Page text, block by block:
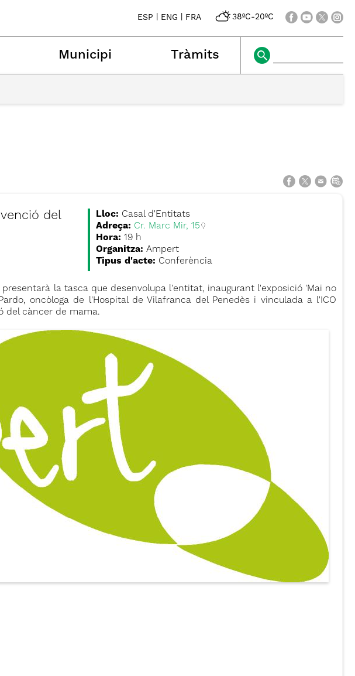
ESP ENG FRA 38ºC-20ºC
Municipi Tràmits
del
Lloc: Casal d'Entitats
Adreça: Cr. Marc Mir, 15
Hora: 19 h
Organitza: Ampert
Tipus d'acte: Conferència
presentarà la tasca que desenvolupa l'entitat, inaugurant l'exposició 'Mai no
oncòloga de l'Hospital de Vilafranca del Penedès i vinculada a l'ICO
del càncer de mama.